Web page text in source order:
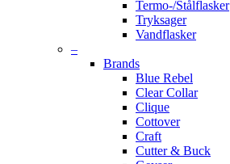
Termo-/Stålflasker
Tryksager
Vandflasker
–
Brands
Blue Rebel
Clear Collar
Clique
Cottover
Craft
Cutter & Buck